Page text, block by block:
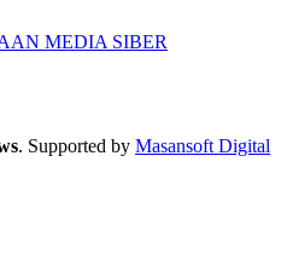
MEDIA SIBER
. Supported by Masansoft Digital